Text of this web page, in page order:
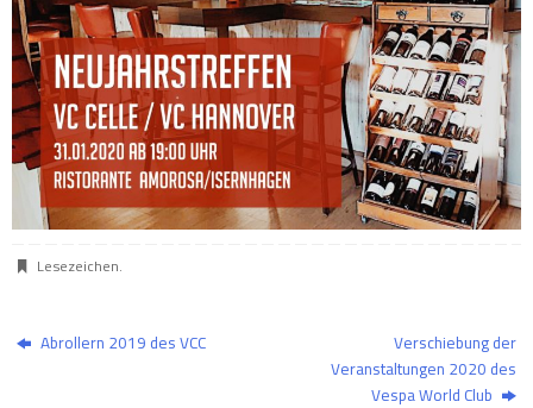
Lesezeichen.
Abrollern 2019 des VCC
Verschiebung der
Veranstaltungen 2020 des
Vespa World Club